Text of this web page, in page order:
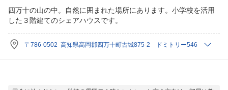
四万十の山の中。自然に囲まれた場所にあります。小学校を活用
した３階建てのシェアハウスです。
〒786-0502 高知県高岡郡四万十町古城875-2 ドミトリー546